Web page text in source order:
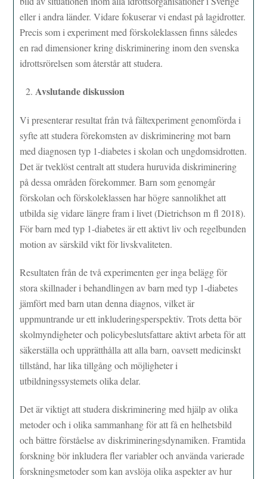
eller i andra länder. Vidare fokuserar vi endast på lagidrotter.
Precis som i experiment med förskoleklassen finns således
en rad dimensioner kring diskriminering inom den svenska
idrottsrörelsen som återstår att studera.
Avslutande diskussion
Vi presenterar resultat från två fältexperiment genomförda i
syfte att studera förekomsten av diskriminering mot barn
med diagnosen typ 1-diabetes i skolan och ungdomsidrotten.
Det är tveklöst centralt att studera huruvida diskriminering
på dessa områden förekommer. Barn som genomgår
förskolan och förskoleklassen har högre sannolikhet att
utbilda sig vidare längre fram i livet (Dietrichson m fl 2018).
För barn med typ 1-diabetes är ett aktivt liv och regelbunden
motion av särskild vikt för livskvaliteten.
Resultaten från de två experimenten ger inga belägg för
stora skillnader i behandlingen av barn med typ 1-diabetes
jämfört med barn utan denna diagnos, vilket är
uppmuntrande ur ett inkluderingsperspektiv. Trots detta bör
skolmyndigheter och policybeslutsfattare aktivt arbeta för att
säkerställa och upprätthålla att alla barn, oavsett medicinskt
tillstånd, har lika tillgång och möjligheter i
utbildningssystemets olika delar.
Det är viktigt att studera diskriminering med hjälp av olika
metoder och i olika sammanhang för att få en helhetsbild
och bättre förståelse av diskrimineringsdynamiken. Framtida
forskning bör inkludera fler variabler och använda varierade
forskningsmetoder som kan avslöja olika aspekter av hur